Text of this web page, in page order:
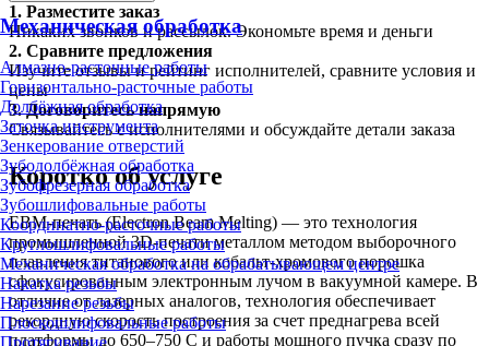
Механическая обработка
Алмазно-расточные работы
Горизонтально-расточные работы
Долбёжная обработка
Заточка инструмента
Зенкерование отверстий
Зубодолбёжная обработка
Зубофрезерная обработка
Зубошлифовальные работы
Координатно-расточные работы
Круглошлифовальные работы
Механическая обработка на обрабатывающем центре
Накатка резьбы
Нарезание резьбы
Плоскошлифовальные работы
1. Разместите заказ
Никаких звонков и рассылок. Экономьте время и деньги
2. Сравните предложения
Изучите отзывы и рейтинг исполнителей, сравните условия и
цены
3.Договоритесь напрямую
Связывайтесь с исполнителями и обсуждайте детали заказа
Коротко об услуге
EBM-печать (Electron Beam Melting) — это технология
промышленной 3D-печати металлом методом выборочного
плавления титанового или кобальт-хромового порошка
сфокусированным электронным лучом в вакуумной камере. В
отличие от лазерных аналогов, технология обеспечивает
рекордную скорость построения за счет преднагрева всей
платформы до 650–750 C и работы мощного пучка сразу по